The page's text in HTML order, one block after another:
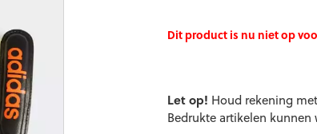
Dit product is nu niet op
Let op! Houd rekening
Bedrukte artikelen